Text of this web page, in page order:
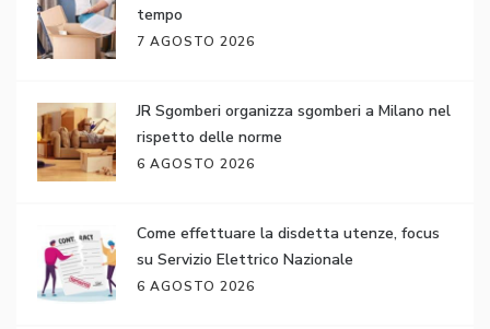
tempo
7 AGOSTO 2026
JR Sgomberi organizza sgomberi a Milano nel
rispetto delle norme
6 AGOSTO 2026
Come effettuare la disdetta utenze, focus
su Servizio Elettrico Nazionale
6 AGOSTO 2026